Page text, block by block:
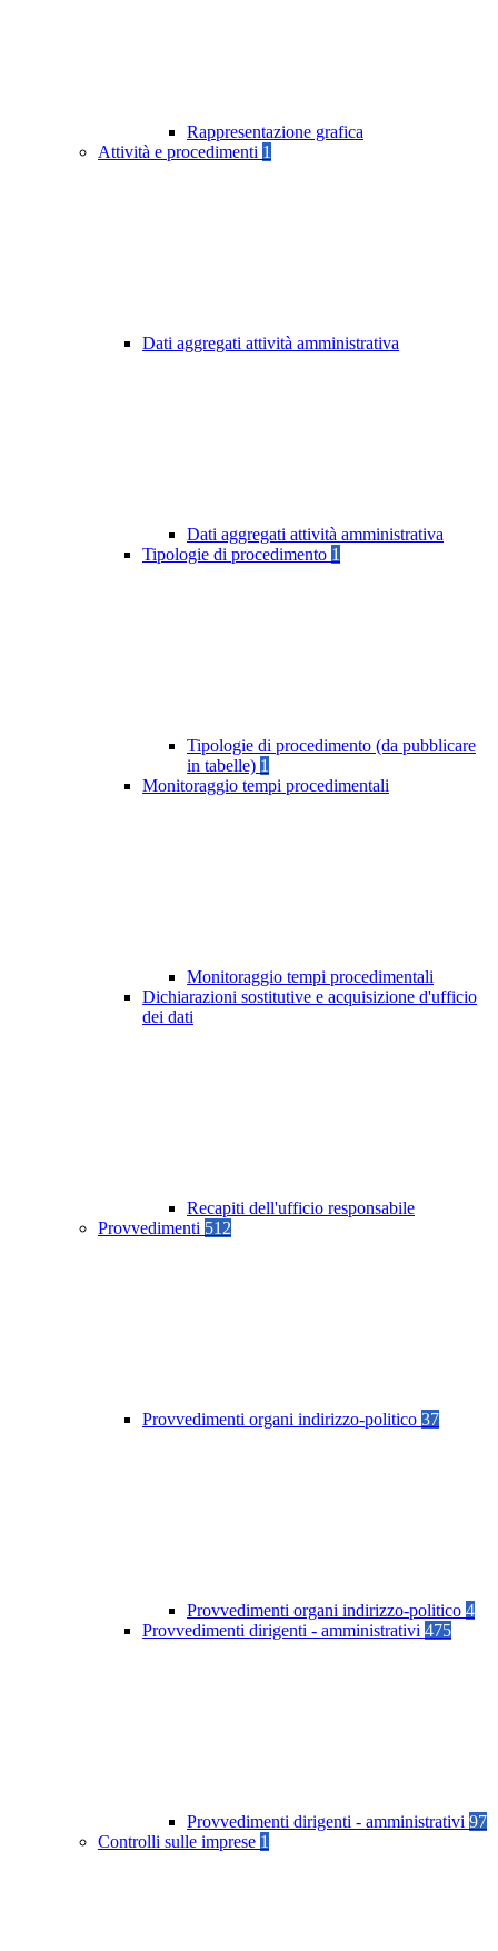
Rappresentazione grafica
Attività e procedimenti 1
Dati aggregati attività amministrativa
Dati aggregati attività amministrativa
Tipologie di procedimento 1
Tipologie di procedimento (da pubblicare
in tabelle) 1
Monitoraggio tempi procedimentali
Monitoraggio tempi procedimentali
Dichiarazioni sostitutive e acquisizione d'ufficio
dei dati
Recapiti dell'ufficio responsabile
Provvedimenti 512
Provvedimenti organi indirizzo-politico 37
Provvedimenti organi indirizzo-politico 4
Provvedimenti dirigenti - amministrativi 475
Provvedimenti dirigenti - amministrativi 97
Controlli sulle imprese 1